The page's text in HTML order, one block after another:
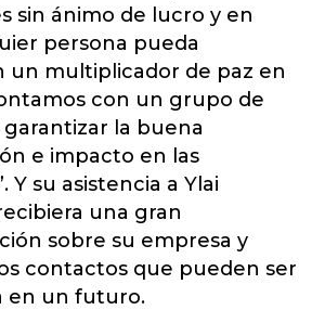
sin ánimo de lucro y en
persona pueda
un multiplicador de paz en
con un grupo de
la buena
e impacto en las
Y su asistencia a Ylai
una gran
sobre su empresa y
contactos que pueden ser
en un futuro.